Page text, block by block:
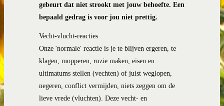
gebeurt dat niet strookt met jouw behoefte. Een
bepaald gedrag is voor jou niet prettig.
Vecht-vlucht-reacties
Onze 'normale' reactie is je te blijven ergeren, te
klagen, mopperen, ruzie maken, eisen en
ultimatums stellen (vechten) of juist weglopen,
negeren, conflict vermijden, niets zeggen om de
lieve vrede (vluchten). Deze vecht- en